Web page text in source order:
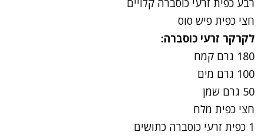
רבע כפית זרעי כוסברה קלויים
חצי כפית פיש סוס
לקרקר זרעי כוסברה:
180 גרם קמח
100 גרם מים
50 גרם שמן
חצי כפית מלח
1 כפית זרעי כוסברה כתושים